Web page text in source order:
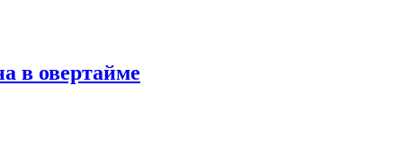
в овертайме